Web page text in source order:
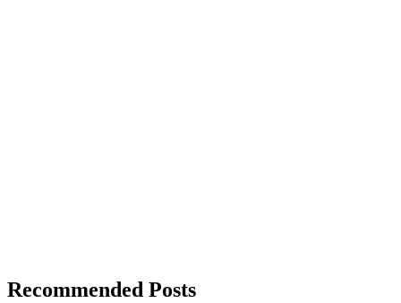
Recommended Posts